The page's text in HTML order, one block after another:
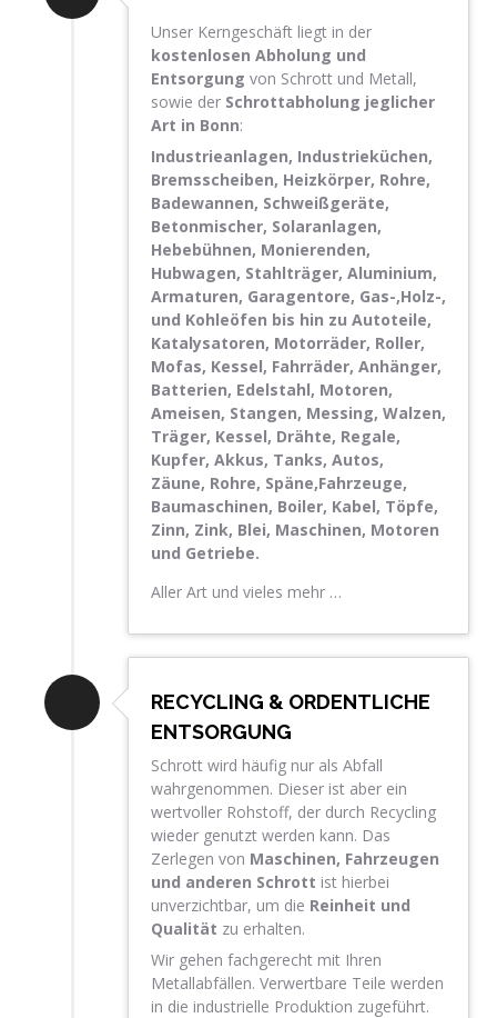
Unser Kerngeschäft liegt in der
kostenlosen Abholung und
Entsorgung von Schrott und Metall,
sowie der Schrottabholung jeglicher
Art in Bonn:
Industrieanlagen, Industrieküchen,
Bremsscheiben, Heizkörper, Rohre,
Badewannen, Schweißgeräte,
Betonmischer, Solaranlagen,
Hebebühnen, Monierenden,
Hubwagen, Stahlträger, Aluminium,
Armaturen, Garagentore, Gas-,Holz-,
und Kohleöfen bis hin zu Autoteile,
Katalysatoren, Motorräder, Roller,
Mofas, Kessel, Fahrräder, Anhänger,
Batterien, Edelstahl, Motoren,
Ameisen, Stangen, Messing, Walzen,
Träger, Kessel, Drähte, Regale,
Kupfer, Akkus, Tanks, Autos,
Zäune, Rohre, Späne,Fahrzeuge,
Baumaschinen, Boiler, Kabel, Töpfe,
Zinn, Zink, Blei, Maschinen, Motoren
und Getriebe.
Aller Art und vieles mehr …
RECYCLING & ORDENTLICHE
ENTSORGUNG
Schrott wird häufig nur als Abfall
wahrgenommen. Dieser ist aber ein
wertvoller Rohstoff, der durch Recycling
wieder genutzt werden kann. Das
Zerlegen von Maschinen, Fahrzeugen
und anderen Schrott ist hierbei
unverzichtbar, um die Reinheit und
Qualität zu erhalten.
Wir gehen fachgerecht mit Ihren
Metallabfällen. Verwertbare Teile werden
in die industrielle Produktion zugeführt.